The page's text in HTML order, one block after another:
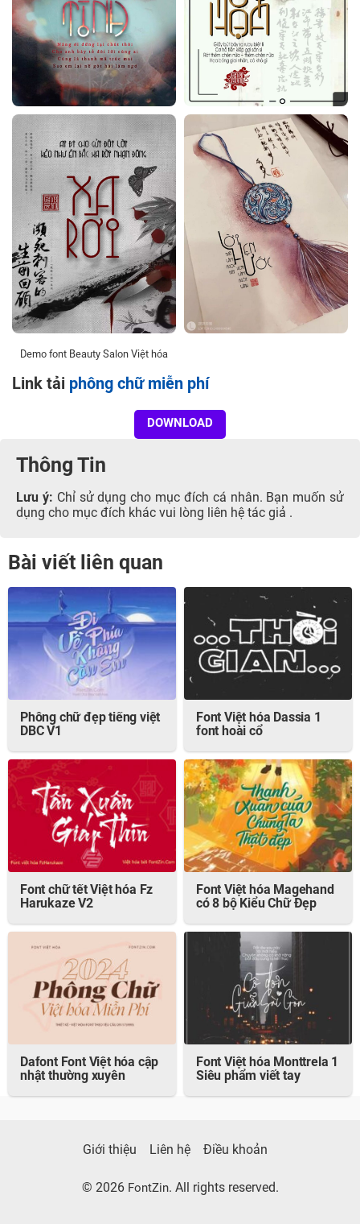
Demo font Beauty Salon Việt hóa
Link tải phông chữ miễn phí
DOWNLOAD
Thông Tin
Lưu ý: Chỉ sử dụng cho mục đích cá nhân. Bạn muốn sử
dụng cho mục đích khác vui lòng liên hệ tác giả .
Bài viết liên quan
Phông chữ đẹp tiếng việt
DBC V1
Font Việt hóa Dassia 1
font hoài cổ
Font chữ tết Việt hóa Fz
Harukaze V2
Font Việt hóa Magehand
có 8 bộ Kiểu Chữ Đẹp
Dafont Font Việt hóa cập
nhật thường xuyên
Font Việt hóa Monttrela 1
Siêu phẩm viết tay
© 2026 FontZin. All rights reserved.
Giới thiệu Liên hệ Điều khoản